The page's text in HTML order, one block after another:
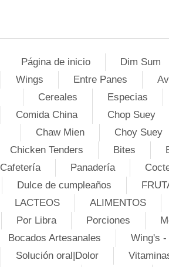
Página de inicio Dim Sum
Wings
Entre Panes
Cereales
Especias
Comida China
Chop Suey
Chaw Mien
Choy Suey
Chicken Tenders
Bites
Cafetería
Panadería
Dulce de cumpleaños
LACTEOS
ALIMENTOS
Por Libra
Porciones
Bocados Artesanales
Wing's -
Solución oral|Dolor